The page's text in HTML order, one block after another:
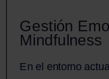
Gestión
Mindfulness
En el entorno
Gestión
En el entorno
propias emociones